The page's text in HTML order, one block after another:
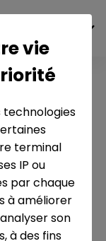
vie
technologies
terminal
IP ou
par chaque
à améliorer
son
à des fins